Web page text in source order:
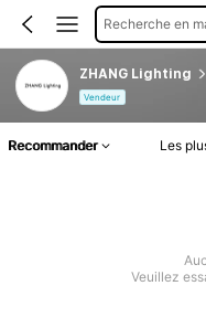
Recherche en
ZHANG Lighting
Vendeur
Recommander Les
Veuillez